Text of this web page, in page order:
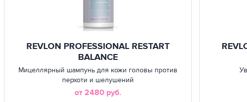
REVLON PROFESSIONAL RESTART
BALANCE
Мицеллярный шампунь для кожи головы против
перхоти и шелушений
от 2480 руб.